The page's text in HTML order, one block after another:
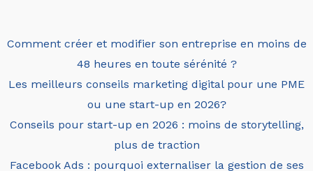
Comment créer et modifier son entreprise en moins de
48 heures en toute sérénité ?
Les meilleurs conseils marketing digital pour une PME
ou une start-up en 2026?
Conseils pour start-up en 2026 : moins de storytelling,
plus de traction
Facebook Ads : pourquoi externaliser la gestion de ses